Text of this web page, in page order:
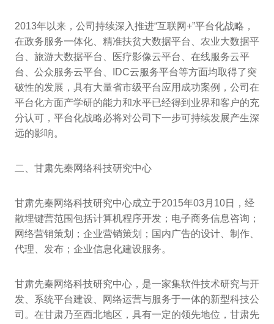
2013年以来，公司持续深入推进“互联网+”平台化战略，
在政务服务一体化、精准扶贫大数据平台、农业大数据平
台、旅游大数据平台、医疗影像云平台、在线服务云平
台、公众服务云平台、IDC云服务平台等方面均取得了突
破性的发展，具有大量省市级平台应用成功案例，公司在
平台化方面产学研的能力和水平已经得到业界和客户的充
分认可，平台化战略必将对公司下一步可持续发展产生深
远的影响。
二、甘肃先秦网络科技研究中心
甘肃先秦网络科技研究中心成立于2015年03月10日，经
散埋键营范围包括计算机程序开发；电子商务信息咨询；
网络营销策划；企业营销策划；国内广告的设计、制作、
代理、发布；企业信息化建设服务。
甘肃先秦网络科技研究中心，是一家集软件技术研究与开
发、系统平台建设、网络运营与服务于一体的新型科技公
司。在甘肃乃至西北地区，具有一定的领先地位，甘肃先